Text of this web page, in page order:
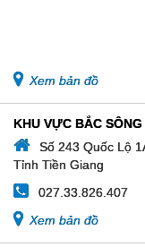
Xem bản đồ
KHU VỰC BẮC SÔNG
Số 243 Quốc Lộ
Tỉnh Tiền Giang
027.33.826.407
Xem bản đồ